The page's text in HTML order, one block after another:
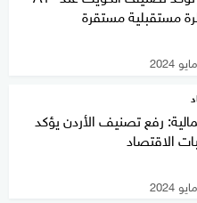
مستقبلية مستقرة
رفع تصنيف الأردن يؤكد
الاقتصاد